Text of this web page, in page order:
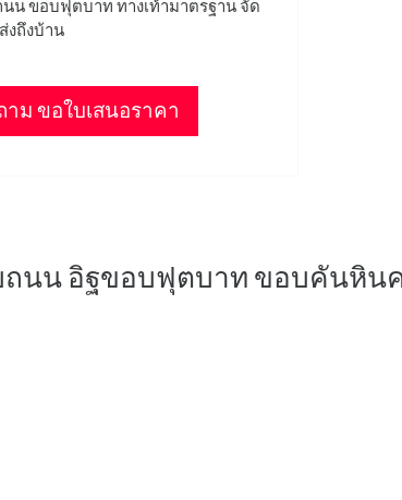
น ขอบฟุตบาท ทางเท้ามาตรฐาน จัด
งถึงบ้าน
าม ขอใบเสนอราคา
นน อิฐขอบฟุตบาท ขอบคันหิน